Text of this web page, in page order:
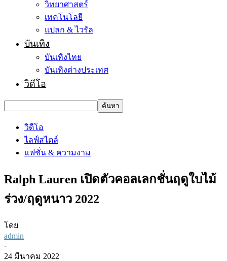
วิทยาศาสตร์
เทคโนโลยี
แปลก & ไวรัล
บันเทิง
บันเทิงไทย
บันเทิงต่างประเทศ
วิดีโอ
วิดีโอ
ไลฟ์สไตล์
แฟชั่น & ความงาม
Ralph Lauren เปิดตัวคอลเลกชั่นฤดูใบไม้
ร่วง/ฤดูหนาว 2022
โดย
admin
-
24 มีนาคม 2022